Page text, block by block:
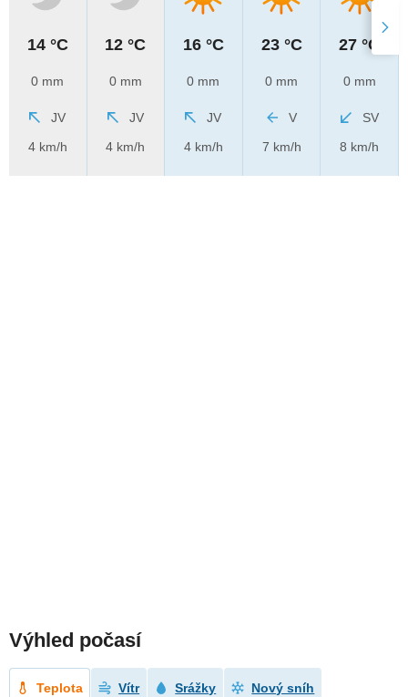
14 °C
0 mm
JV
4 km/h
12 °C
0 mm
JV
4 km/h
16 °C
0 mm
JV
4 km/h
23 °C
0 mm
V
7 km/h
27 °C
0 mm
SV
8 km/h
Výhled počasí
Teplota Vítr Srážky Nový sníh